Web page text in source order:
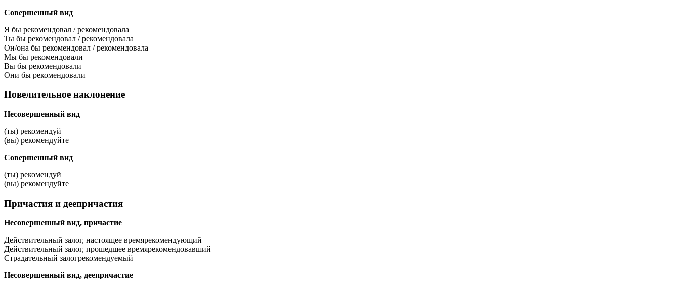
Совершенный вид
Я бы рекомендовал / рекомендовала
Ты бы рекомендовал / рекомендовала
Он/она бы рекомендовал / рекомендовала
Мы бы рекомендовали
Вы бы рекомендовали
Они бы рекомендовали
Повелительное наклонение
Несовершенный вид
(ты) рекомендуй
(вы) рекомендуйте
Совершенный вид
(ты) рекомендуй
(вы) рекомендуйте
Причастия и деепричастия
Несовершенный вид, причастие
Действительный залог, настоящее времярекомендующий
Действительный залог, прошедшее времярекомендовавший
Страдательный залогрекомендуемый
Несовершенный вид, деепричастие